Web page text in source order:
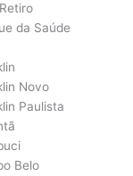
da Saúde
Novo
Paulista
Belo